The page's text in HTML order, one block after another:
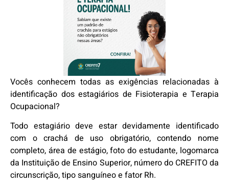
Vocês conhecem todas as exigências relacionadas à
identificação dos estagiários de Fisioterapia e Terapia
Ocupacional?
Todo estagiário deve estar devidamente identificado
com o crachá de uso obrigatório, contendo nome
completo, área de estágio, foto do estudante, logomarca
da Instituição de Ensino Superior, número do CREFITO da
circunscrição, tipo sanguíneo e fator Rh.